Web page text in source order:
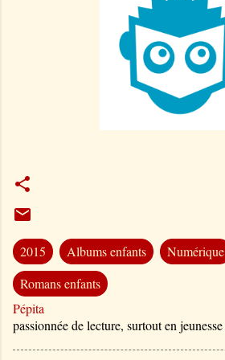
2015 Albums enfants Numérique
Romans enfants
Pépita
passionnée de lecture, surtout en jeunesse